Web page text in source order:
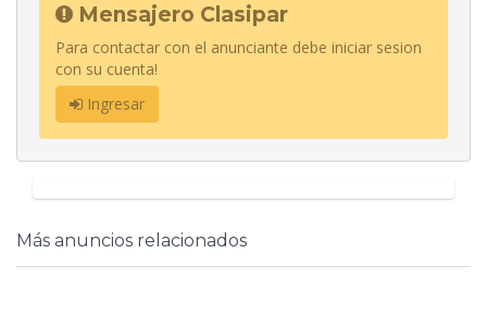
Mensajero Clasipar
Para contactar con el anunciante debe iniciar sesion
con su cuenta!
Ingresar
Más anuncios relacionados